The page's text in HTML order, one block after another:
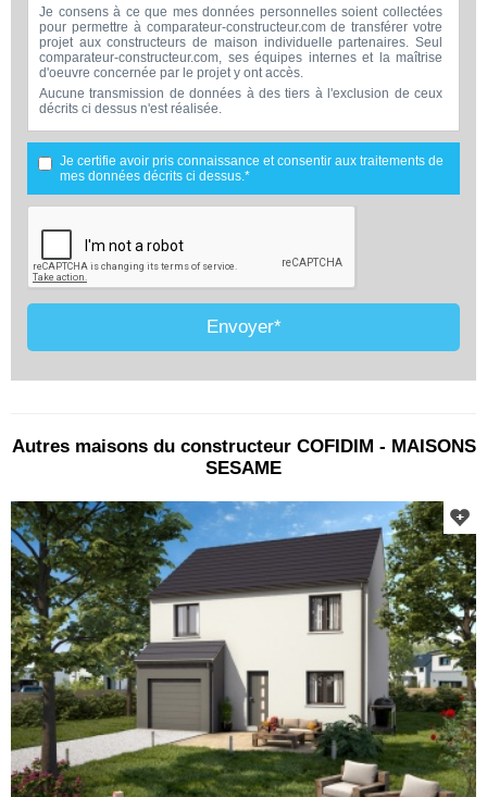
Je consens à ce que mes données personnelles soient collectées
pour permettre à comparateur-constructeur.com de transférer votre
projet aux constructeurs de maison individuelle partenaires. Seul
comparateur-constructeur.com, ses équipes internes et la maîtrise
d'oeuvre concernée par le projet y ont accès.
Aucune transmission de données à des tiers à l'exclusion de ceux
décrits ci dessus n'est réalisée.
Mes données téléphoniques seront uniquement utilisées par
comparateur-constructeur.com et la maîtrise d'ouvrage concernée
par votre projet dans le cadre de la qualification et du suivi de mon
projet.
Les données sont conservées pendant une durée de 18 mois
courant à partir des derniers contacts effectifs entre comparateur-
constructeur.com et vous ou comparateur-constructeur.com et un
membre de la maîtrise d'oeuvre en rapport avec ce projet et qui
serait en relation avec comparateur-constructeur sur ce projet.
Conformément à la loi « informatique et libertés », vous pouvez
exercer votre droit d'accès aux données vous concernant et les faire
rectifier en contactant : Vitaweb, 7 bis rue de l'Héronière, 17220
SALLES-SUR-MER - FRANCE. Tél. 07.86.24.07.28 -
contact@comparateur-constructeur.com
Je certifie avoir pris connaissance et consentir aux traitements de
mes données décrits ci dessus.*
Envoyer*
Autres maisons du constructeur COFIDIM - MAISONS
SESAME